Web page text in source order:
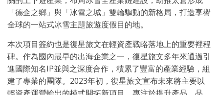
「德企之鄉」與「冰雪之城」雙輪驅動的新格局，打造享譽
全球的一站式冰雪主題旅遊度假目的地。
本次項目簽約也是復星旅文在輕資產戰略落地上的重要裡程
碑。作為國內最早的出海企業之一，復星旅文多年來通過引
進國際知名IP並與之深度合作，積累了豐富的產業經驗，組
建了專業的團隊。2023年初，復星旅文宣布未來將主要以